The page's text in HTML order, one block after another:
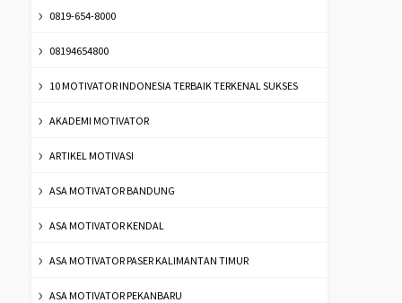
0819-654-8000
08194654800
10 MOTIVATOR INDONESIA TERBAIK TERKENAL SUKSES
AKADEMI MOTIVATOR
ARTIKEL MOTIVASI
ASA MOTIVATOR BANDUNG
ASA MOTIVATOR KENDAL
ASA MOTIVATOR PASER KALIMANTAN TIMUR
ASA MOTIVATOR PEKANBARU